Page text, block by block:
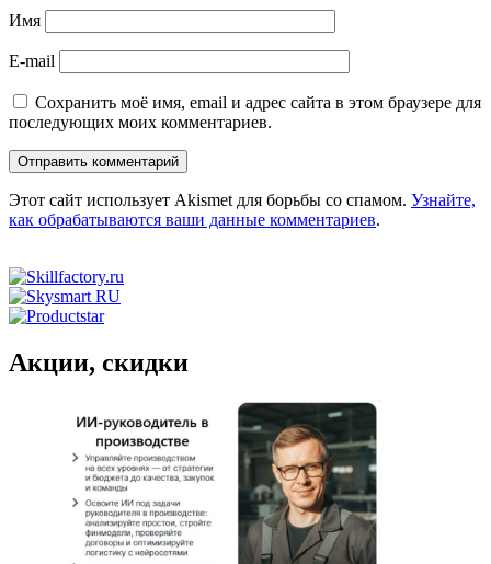
Имя
E-mail
Сохранить моё имя, email и адрес сайта в этом браузере для
последующих моих комментариев.
Этот сайт использует Akismet для борьбы со спамом. Узнайте,
как обрабатываются ваши данные комментариев.
Акции, скидки